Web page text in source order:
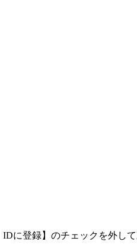
に登録】のチェックを外し